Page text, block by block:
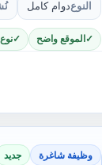
النوعدوام كامل
الموقع واضح
وظيفة شاغرة جديد